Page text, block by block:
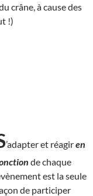
crâne, à cause des
!)
’adapter et réagiren
de chaque
est la seule
de participer